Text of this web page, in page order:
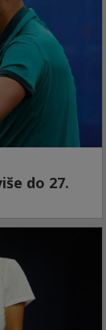
do 27.